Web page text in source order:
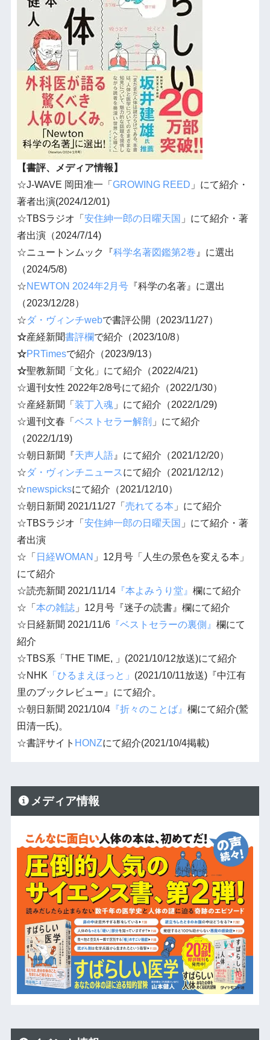
【書評、メディア情報】
☆J-WAVE 岡田准一「 GROWING REED 」にて紹介・
著者出演(2024/12/01)
☆TBSラジオ「 安住紳一郎の日曜天国 」にて紹介・著
者出演（2024/7/14)
☆ニュートンムック『科学名著図鑑第2巻 』に選出
（2024/5/8)
☆NEWTON 2024年2月号『科学の名著』に選出
（2023/12/28）
☆ダ・ヴィンチwebで書評公開（2023/11/27）
☆産経新聞書評欄で紹介（2023/10/8）
☆PRTimesで紹介（2023/9/13）
☆聖教新聞「文化」にて紹介（2022/4/21)
☆週刊女性 2022年2/8号にて紹介（2022/1/30）
☆産経新聞「 装丁入魂」にて紹介（2022/1/29)
☆週刊 文春 「 ベストセラー解剖 」にて紹介
（2022/1/19)
☆朝日新聞『天声人語』にて紹介（2021/12/20）
☆ダ・ヴィンチニュース にて紹介（2021/12/12）
☆newspicksにて紹介（2021/12/10）
☆朝日新聞 2021/11/27「 売れてる本 」にて紹介
☆TBSラジオ「 安住紳一郎の日曜天国 」にて紹介・著
者出演
☆「 日経WOMAN 」12月号「人生の景色を変える本」
にて紹介
☆読売新聞 2021/11/14『本よみうり堂』 欄にて紹介
☆「 本の雑誌」12月号『迷子の読書』欄にて紹介
☆日経新聞 2021/11/6『ベストセラーの裏側』 欄にて
紹介
☆TBS系「THE TIME, 」(2021/10/12放送)にて紹介
☆NHK 「ひるまえほっと」 (2021/10/11放送)『中江有
里のブックレビュー』にて紹介。
☆朝日新聞 2021/10/4『折々のことば』 欄にて紹介(鷲
田清一氏)。
☆書評サイト HONZにて紹介(2021/10/4掲載)
メディア情報